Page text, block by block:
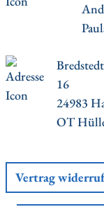
16
24983
OT
Vertrag